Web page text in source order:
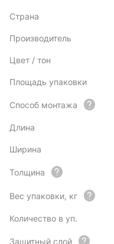
Страна
Производитель
Цвет / тон
Площадь упаковки
Способ монтажа
Длина
Ширина
Толщина
Вес упаковки, кг
Количество в уп.
Защитный слой